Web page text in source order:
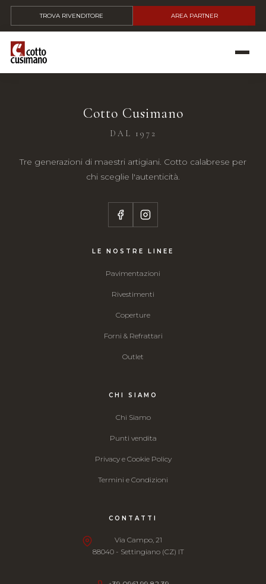
TROVA RIVENDITORE AREA PARTNER
Cotto Cusimano
DAL 1972
Tre generazioni di maestri artigiani. Cotto calabrese per
chi sceglie l'autenticità.
LE NOSTRE LINEE
Pavimentazioni
Rivestimenti
Coperture
Forni & Refrattari
Outlet
CHI SIAMO
Chi Siamo
Punti vendita
Privacy e Cookie Policy
Termini e Condizioni
CONTATTI
Via Campo, 21
88040 - Settingiano (CZ) IT